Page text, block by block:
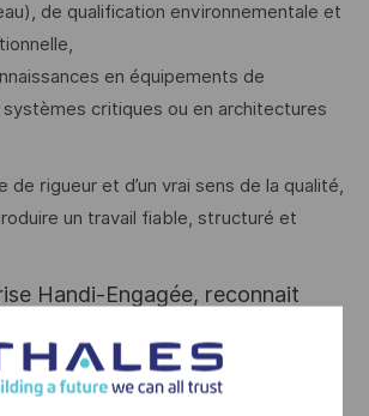
de qualification environnementale et
en équipements de
critiques ou en architectures
de rigueur et d’un vrai sens de la qualité,
un travail fiable, structuré et
Handi-Engagée, reconnait
La diversité est notre meilleur
et rejoignez nous !
nécessiter d'accéder à des